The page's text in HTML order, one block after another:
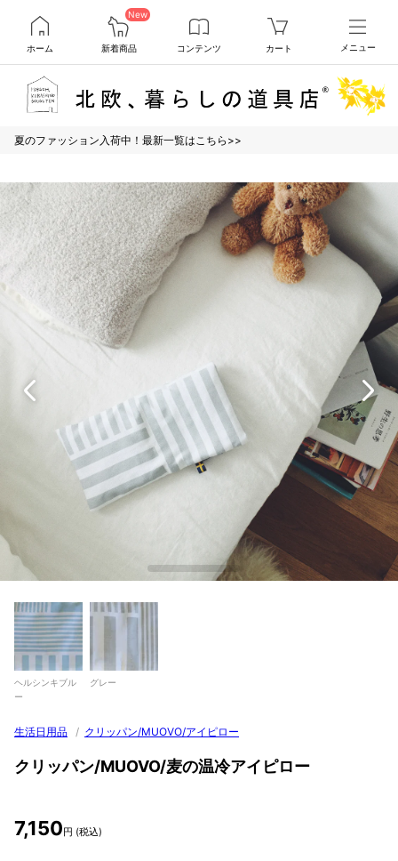
ホーム
New
新着商品 コンテンツ カート メニュー
夏のファッション入荷中！最新一覧はこちら>>
ヘルシンキブル
ー
グレー
生活日用品 / クリッパン/MUOVO/アイピロー
クリッパン/MUOVO/麦の温冷アイピロー
7,150円 (税込)